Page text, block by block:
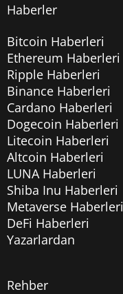
Haberler
Bitcoin Haberleri
Ethereum Haberleri
Ripple Haberleri
Binance Haberleri
Cardano Haberleri
Dogecoin Haberleri
Litecoin Haberleri
Altcoin Haberleri
LUNA Haberleri
Shiba Inu Haberleri
Metaverse Haberleri
DeFi Haberleri
Yazarlardan
Rehber